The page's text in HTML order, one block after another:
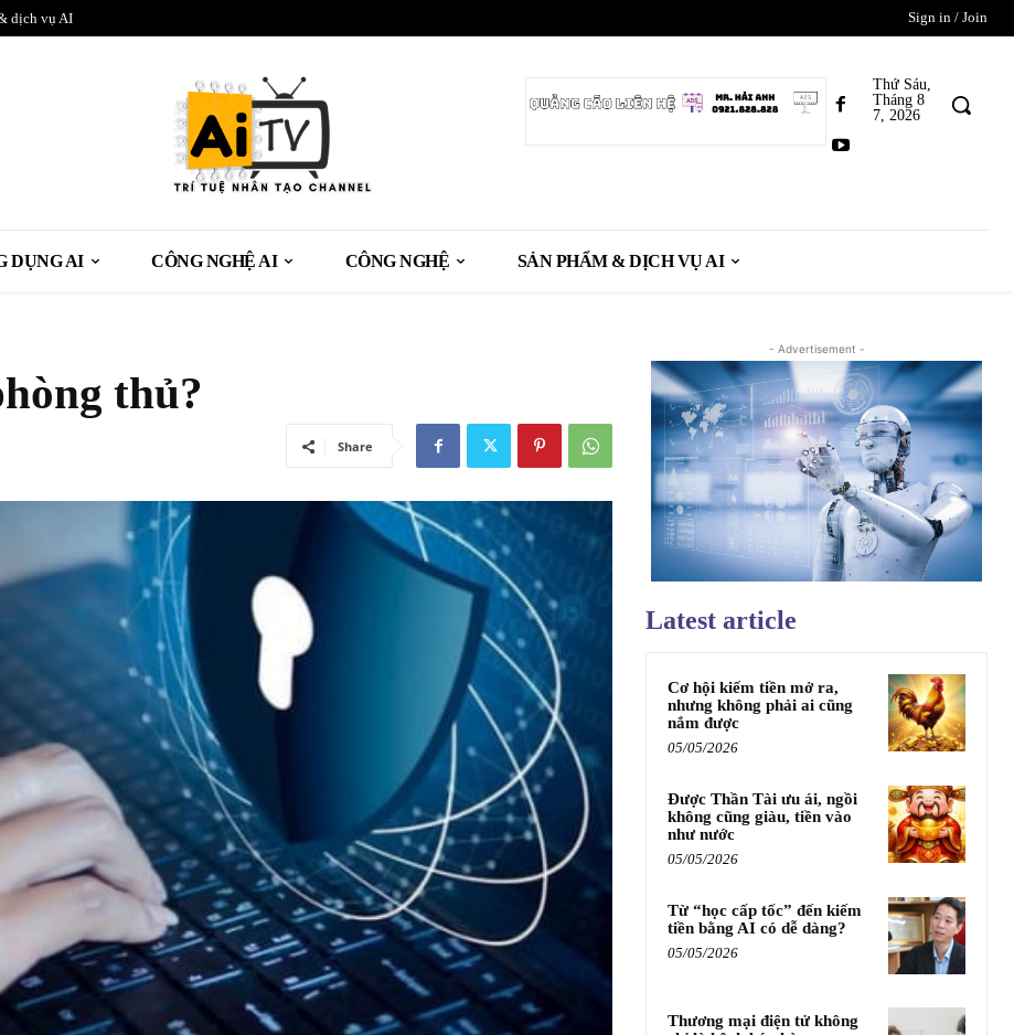
dịch vụ AI Sign in / Join
Thứ Sáu,
Tháng 8
7, 2026
DỤNG AI CÔNG NGHỆ AI CÔNG NGHỆ SẢN PHẨM & DỊCH VỤ AI
thủ?
Share
- Advertisement -
Latest article
Cơ hội kiếm tiền mở ra,
nhưng không phải ai cũng
nắm được
05/05/2026
Được Thần Tài ưu ái, ngồi
không cũng giàu, tiền vào
như nước
05/05/2026
Từ “học cấp tốc” đến kiếm
tiền bằng AI có dễ dàng?
05/05/2026
Thương mại điện tử không